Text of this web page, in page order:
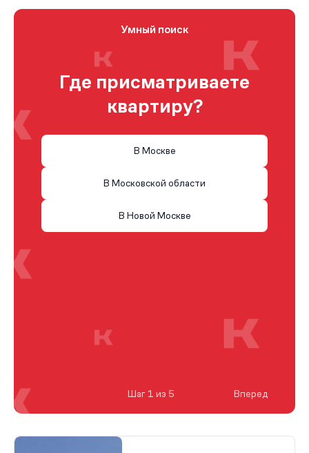
Умный поиск
Где присматриваете
квартиру?
В Москве
В Московской области
В Новой Москве
Шаг 1 из 5 Вперед